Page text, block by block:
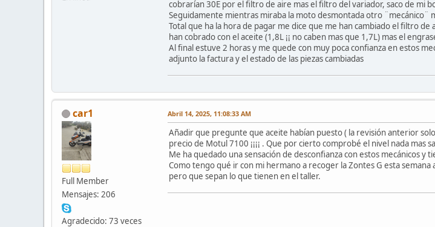
cobrarían 30E por el filtro de aire mas el filtro del variador, saco de mi
Seguidamente mientras miraba la moto desmontada otro ¨mecánico¨
Total que ha la hora de pagar me dice que me han cambiado el filtro
han cobrado con el aceite (1,8L ¡¡ no caben mas que 1,7L) mas el
Al final estuve 2 horas y me quede con muy poca confianza en estos
adjunto la factura y el estado de las piezas cambiadas
car1
Full Member
Mensajes: 206
Agradecido: 73 veces
Abril 14, 2025, 11:08:33 AM
Añadir que pregunte que aceite habían puesto ( la revisión anterior
precio de Motul 7100 ¡¡¡¡ . Que por cierto comprobé el nivel nada mas
Me ha quedado una sensación de desconfianza con estos mecánicos
Como tengo qué ir con mi hermano a recoger la Zontes G esta
pero que sepan lo que tienen en el taller.